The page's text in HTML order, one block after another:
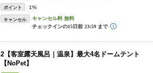
ポイント 1%
キャンセル
2【客室露天風呂｜温泉】最大4名ドームテント
【NoPet】